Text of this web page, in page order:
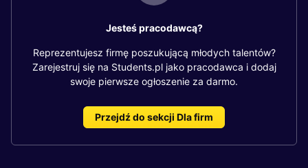
Jesteś pracodawcą?
Reprezentujesz firmę poszukującą młodych talentów?
Zarejestruj się na Students.pl jako pracodawca i dodaj
swoje pierwsze ogłoszenie za darmo.
Przejdź do sekcji Dla firm